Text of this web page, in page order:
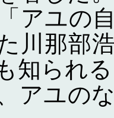
アユの
川那部
知られ
アユの